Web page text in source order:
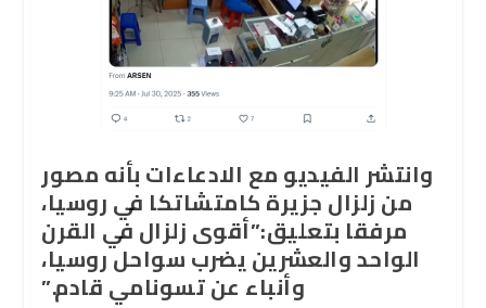
وانتشر الفيديو مع الادعاءات بأنه مصور
من زلزال جزيرة كامتشاتكا في روسيا،
مرفقا بتعليق:”أقوى زلزال في القرن
الواحد والعشرين يضرب سواحل روسيا،
وأنباء عن تسونامي قادم.”